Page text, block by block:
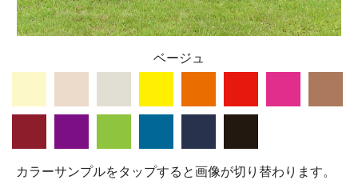
ベージュ
カラーサンプルをタップすると画像が切り替わります。